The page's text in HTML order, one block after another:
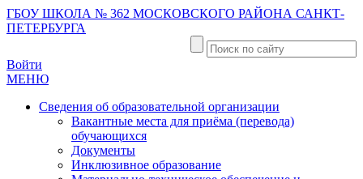
ГБОУ ШКОЛА № 362 МОСКОВСКОГО РАЙОНА САНКТ-
ПЕТЕРБУРГА
Войти
МЕНЮ
Сведения об образовательной организации
Вакантные места для приёма (перевода)
обучающихся
Документы
Инклюзивное образование